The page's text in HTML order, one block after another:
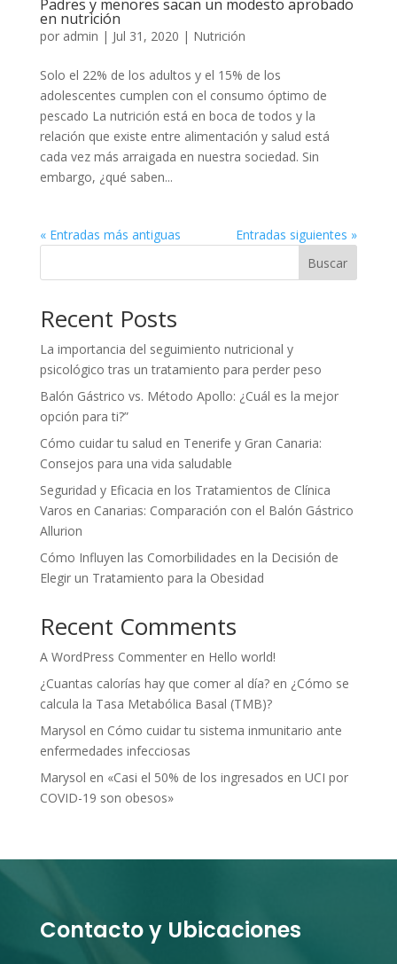
Padres y menores sacan un modesto aprobado
en nutrición
por admin | Jul 31, 2020 | Nutrición
Solo el 22% de los adultos y el 15% de los
adolescentes cumplen con el consumo óptimo de
pescado La nutrición está en boca de todos y la
relación que existe entre alimentación y salud está
cada vez más arraigada en nuestra sociedad. Sin
embargo, ¿qué saben...
« Entradas más antiguas
Entradas siguientes »
Buscar
Recent Posts
La importancia del seguimiento nutricional y
psicológico tras un tratamiento para perder peso
Balón Gástrico vs. Método Apollo: ¿Cuál es la mejor
opción para ti?”
Cómo cuidar tu salud en Tenerife y Gran Canaria:
Consejos para una vida saludable
Seguridad y Eficacia en los Tratamientos de Clínica
Varos en Canarias: Comparación con el Balón Gástrico
Allurion
Cómo Influyen las Comorbilidades en la Decisión de
Elegir un Tratamiento para la Obesidad
Recent Comments
A WordPress Commenteren Hello world!
¿Cuantas calorías hay que comer al día?en ¿Cómo se
calcula la Tasa Metabólica Basal (TMB)?
Marysol en Cómo cuidar tu sistema inmunitario ante
enfermedades infecciosas
Marysol en «Casi el 50% de los ingresados en UCI por
COVID-19 son obesos»
Contacto y Ubicaciones